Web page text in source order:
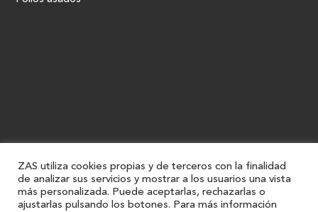
ZAS utiliza cookies propias y de terceros con la finalidad
de analizar sus servicios y mostrar a los usuarios una vista
más personalizada. Puede aceptarlas, rechazarlas o
ajustarlas pulsando los botones. Para más información